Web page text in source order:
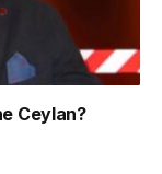
Ceylan?